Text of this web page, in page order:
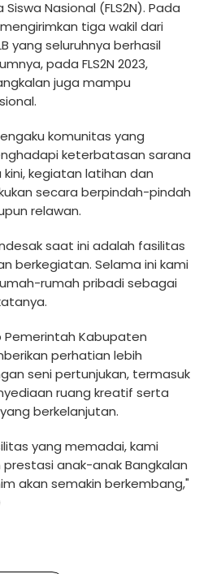
Nasional (FLS2N). Pada
mengirimkan tiga wakil dari
yang seluruhnya berhasil
pada FLS2N 2023,
juga mampu
komunitas yang
keterbatasan sarana
kegiatan latihan dan
secara berpindah-pindah
relawan.
saat ini adalah fasilitas
berkegiatan. Selama ini kami
rumah pribadi sebagai
Pemerintah Kabupaten
perhatian lebih
seni pertunjukan, termasuk
ruang kreatif serta
berkelanjutan.
yang memadai, kami
anak-anak Bangkalan
akan semakin berkembang,"